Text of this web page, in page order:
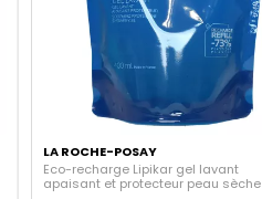
LA ROCHE-POSAY
Eco-recharge Lipikar gel lavant
apaisant et protecteur peau sèche et